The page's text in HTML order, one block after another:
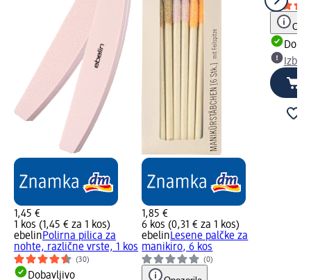
1,45 €
1 kos (1,45 € za 1 kos)
ebelinPolirna pilica za
nohte, različne vrste, 1 kos
(30)
Dobavljivo
1,85 €
6 kos (0,31 € za 1 kos)
ebelinLesene palčke za
manikiro, 6 kos
(0)